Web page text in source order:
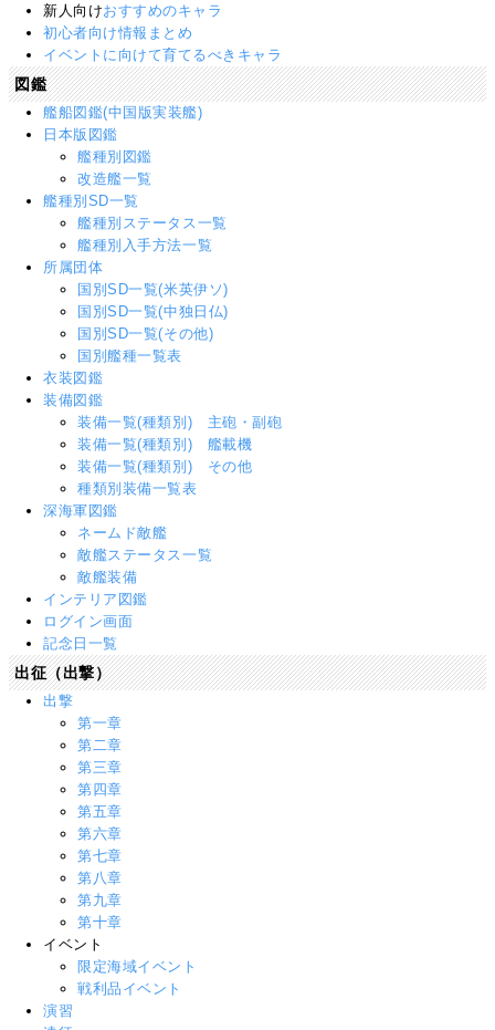
新人向けおすすめのキャラ
初心者向け情報まとめ
イベントに向けて育てるべきキャラ
図鑑
艦船図鑑(中国版実装艦)
日本版図鑑
艦種別図鑑
改造艦一覧
艦種別SD一覧
艦種別ステータス一覧
艦種別入手方法一覧
所属団体
国別SD一覧(米英伊ソ)
国別SD一覧(中独日仏)
国別SD一覧(その他)
国別艦種一覧表
衣装図鑑
装備図鑑
装備一覧(種類別) 主砲・副砲
装備一覧(種類別) 艦載機
装備一覧(種類別) その他
種類別装備一覧表
深海軍図鑑
ネームド敵艦
敵艦ステータス一覧
敵艦装備
インテリア図鑑
ログイン画面
記念日一覧
出征（出撃）
出撃
第一章
第二章
第三章
第四章
第五章
第六章
第七章
第八章
第九章
第十章
イベント
限定海域イベント
戦利品イベント
演習